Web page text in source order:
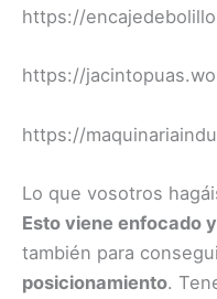
https://
https://
https://
Lo que vosotros
Esto viene enfocado
también para
posicionamiento.